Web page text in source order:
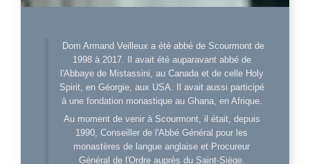
Dom Armand Veilleux a été abbé de Scourmont de
1998 à 2017. Il avait été auparavant abbé de
l'Abbaye de Mistassini, au Canada et de celle Holy
Spirit, en Géorgie, aux USA. Il avait aussi participé
à une fondation monastique au Ghana, en Afrique.
Au moment de venir à Scourmont, il était, depuis
1990, Conseiller de l'Abbé Général pour les
monastères de langue anglaise et Procureur
Général de l'Ordre auprès du Saint-Siège.